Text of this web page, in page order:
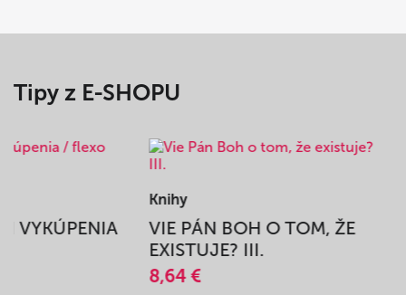
Tipy z E-SHOPU
VYKÚPENIA
Knihy
VIE PÁN BOH O TOM, ŽE
EXISTUJE? III.
8,64 €